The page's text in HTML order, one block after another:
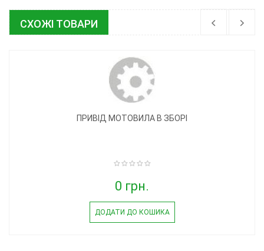
СХОЖІ ТОВАРИ
ПРИВІД МОТОВИЛА В ЗБОРІ
0 грн.
ДОДАТИ ДО КОШИКА